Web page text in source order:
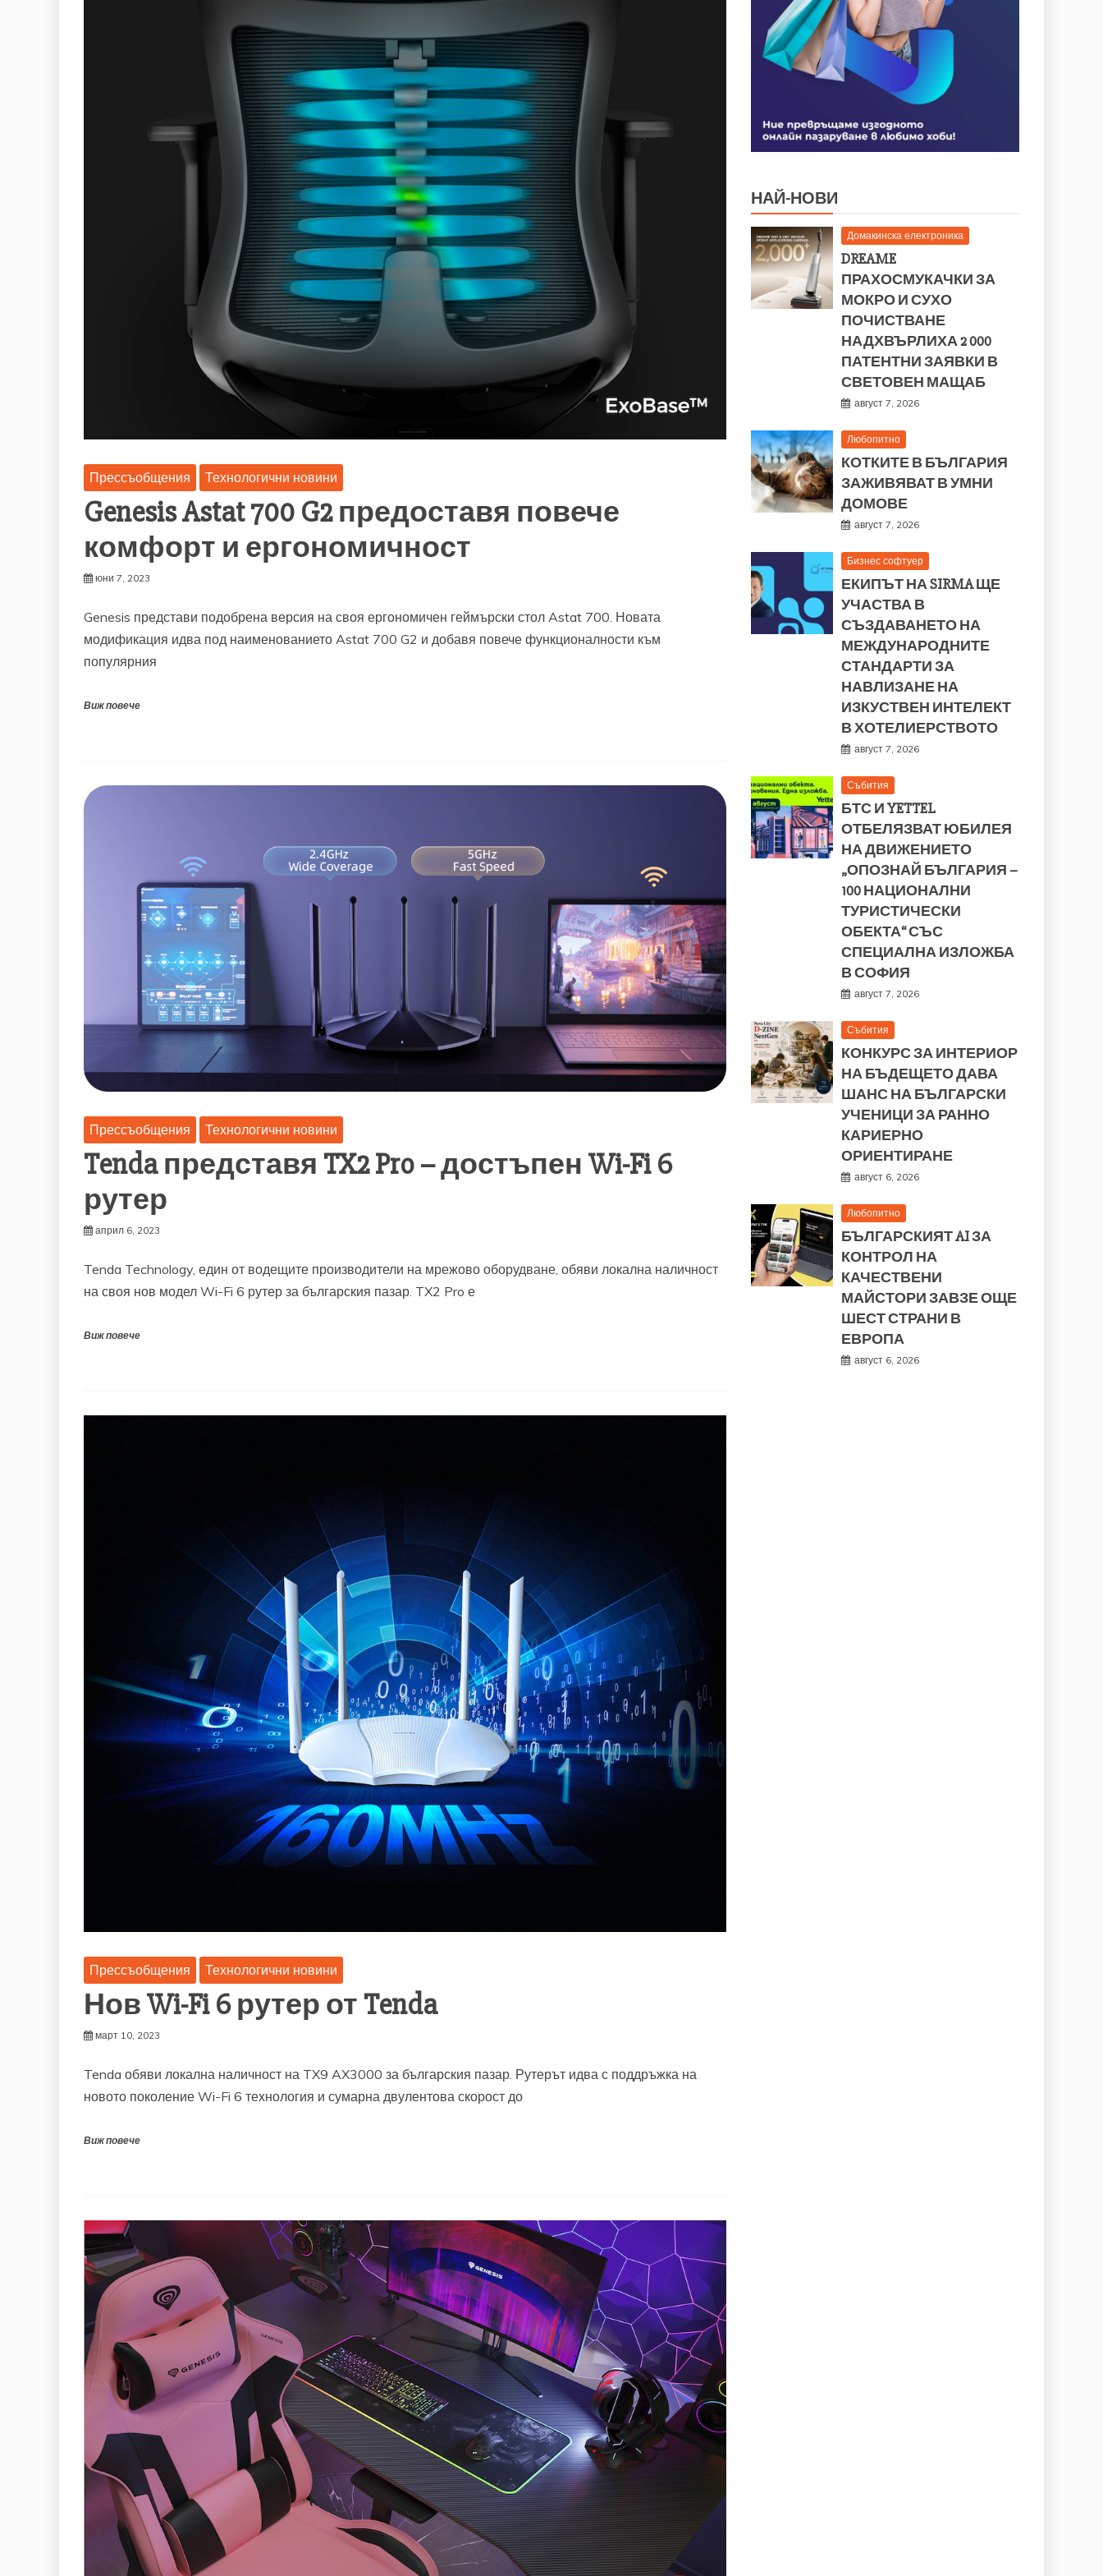
Прессъобщения Технологични новини
Genesis Astat 700 G2 предоставя повече
комфорт и ергономичност
юни 7, 2023
Genesis представи подобрена версия на своя ергономичен геймърски стол Astat 700. Новата
модификация идва под наименованието Astat 700 G2 и добавя повече функционалности към
популярния
Виж повече
Прессъобщения Технологични новини
Tenda представя TX2 Pro – достъпен Wi-Fi 6
рутер
април 6, 2023
Tenda Technology, един от водещите производители на мрежово оборудване, обяви локална наличност
на своя нов модел Wi-Fi 6 рутер за българския пазар. TX2 Pro е
Виж повече
Прессъобщения Технологични новини
Нов Wi-Fi 6 рутер от Tenda
март 10, 2023
Tenda обяви локална наличност на TX9 AX3000 за българския пазар. Рутерът идва с поддръжка на
новото поколение Wi-Fi 6 технология и сумарна двулентова скорост до
Виж повече
НАЙ-НОВИ
Домакинска електроника
DREAME
ПРАХОСМУКАЧКИ ЗА
МОКРО И СУХО
ПОЧИСТВАНЕ
НАДХВЪРЛИХА 2 000
ПАТЕНТНИ ЗАЯВКИ В
СВЕТОВЕН МАЩАБ
август 7, 2026
Любопитно
КОТКИТЕ В БЪЛГАРИЯ
ЗАЖИВЯВАТ В УМНИ
ДОМОВЕ
август 7, 2026
Бизнес софтуер
ЕКИПЪТ НА SIRMA ЩЕ
УЧАСТВА В
СЪЗДАВАНЕТО НА
МЕЖДУНАРОДНИТЕ
СТАНДАРТИ ЗА
НАВЛИЗАНЕ НА
ИЗКУСТВЕН ИНТЕЛЕКТ
В ХОТЕЛИЕРСТВОТО
август 7, 2026
Събития
БТС И YETTEL
ОТБЕЛЯЗВАТ ЮБИЛЕЯ
НА ДВИЖЕНИЕТО
„ОПОЗНАЙ БЪЛГАРИЯ –
100 НАЦИОНАЛНИ
ТУРИСТИЧЕСКИ
ОБЕКТА“ СЪС
СПЕЦИАЛНА ИЗЛОЖБА
В СОФИЯ
август 7, 2026
Събития
КОНКУРС ЗА ИНТЕРИОР
НА БЪДЕЩЕТО ДАВА
ШАНС НА БЪЛГАРСКИ
УЧЕНИЦИ ЗА РАННО
КАРИЕРНО
ОРИЕНТИРАНЕ
август 6, 2026
Любопитно
БЪЛГАРСКИЯТ AI ЗА
КОНТРОЛ НА
КАЧЕСТВЕНИ
МАЙСТОРИ ЗАВЗЕ ОЩЕ
ШЕСТ СТРАНИ В
ЕВРОПА
август 6, 2026